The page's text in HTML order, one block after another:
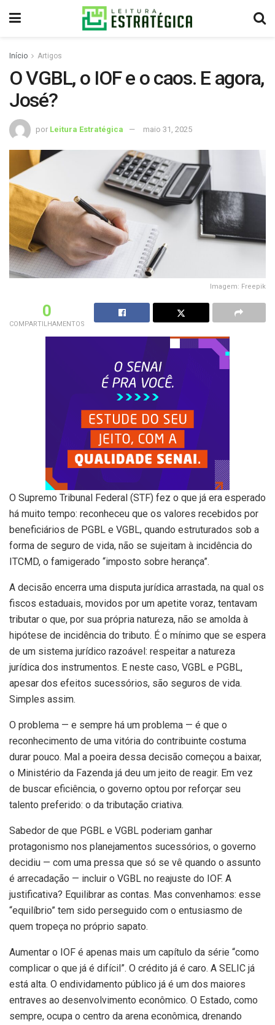
Início Artigos
O VGBL, o IOF e o caos. E agora,
José?
por Leitura Estratégica maio 31, 2025
Imagem: Freepik
0
COMPARTILHAMENTOS
O Supremo Tribunal Federal (STF) fez o que já era esperado
há muito tempo: reconheceu que os valores recebidos por
beneficiários de PGBL e VGBL, quando estruturados sob a
forma de seguro de vida, não se sujeitam à incidência do
ITCMD, o famigerado “imposto sobre herança”.
A decisão encerra uma disputa jurídica arrastada, na qual os
fiscos estaduais, movidos por um apetite voraz, tentavam
tributar o que, por sua própria natureza, não se amolda à
hipótese de incidência do tributo. É o mínimo que se espera
de um sistema jurídico razoável: respeitar a natureza
jurídica dos instrumentos. E neste caso, VGBL e PGBL,
apesar dos efeitos sucessórios, são seguros de vida.
Simples assim.
O problema — e sempre há um problema — é que o
reconhecimento de uma vitória do contribuinte costuma
durar pouco. Mal a poeira dessa decisão começou a baixar,
o Ministério da Fazenda já deu um jeito de reagir. Em vez
de buscar eficiência, o governo optou por reforçar seu
talento preferido: o da tributação criativa.
Sabedor de que PGBL e VGBL poderiam ganhar
protagonismo nos planejamentos sucessórios, o governo
decidiu — com uma pressa que só se vê quando o assunto
é arrecadação — incluir o VGBL no reajuste do IOF. A
justificativa? Equilibrar as contas. Mas convenhamos: esse
“equilíbrio” tem sido perseguido com o entusiasmo de
quem tropeça no próprio sapato.
Aumentar o IOF é apenas mais um capítulo da série “como
complicar o que já é difícil”. O crédito já é caro. A SELIC já
está alta. O endividamento público já é um dos maiores
entraves ao desenvolvimento econômico. O Estado, como
sempre, ocupa o centro da arena econômica, drenando